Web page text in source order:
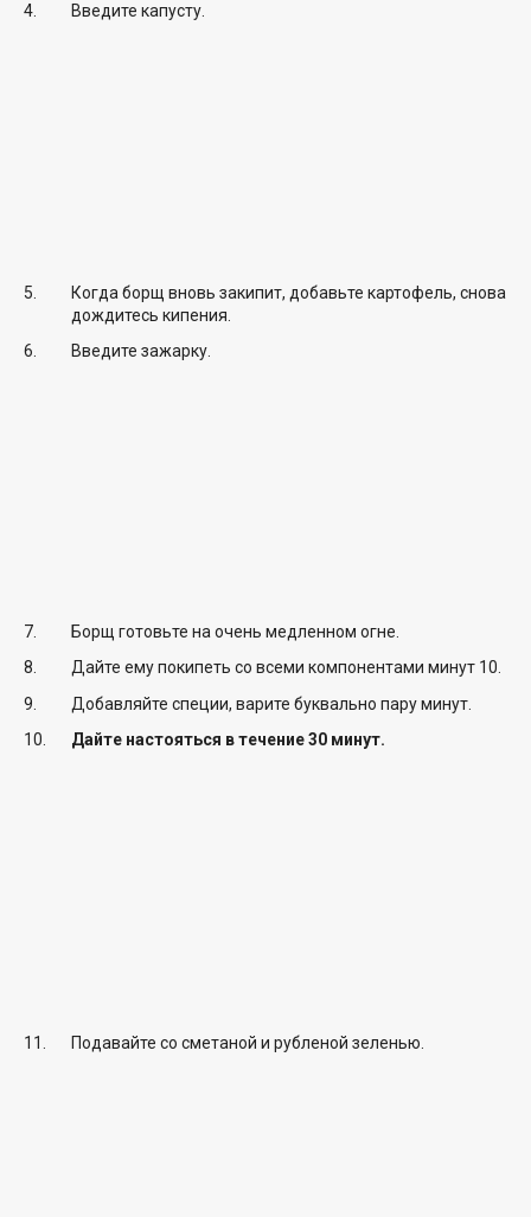
Введите капусту.
Когда борщ вновь закипит, добавьте картофель, снова
дождитесь кипения.
Введите зажарку.
Борщ готовьте на очень медленном огне.
Дайте ему покипеть со всеми компонентами минут 10.
Добавляйте специи, варите буквально пару минут.
Дайте настояться в течение 30 минут.
Подавайте со сметаной и рубленой зеленью.